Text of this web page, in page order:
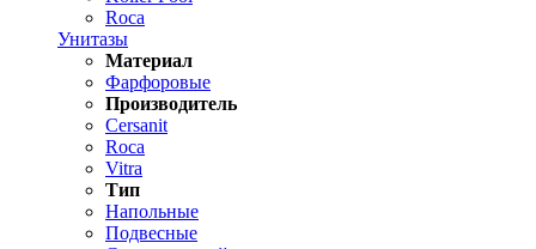
Roca
Унитазы
Материал
Фарфоровые
Производитель
Cersanit
Roca
Vitra
Тип
Напольные
Подвесные